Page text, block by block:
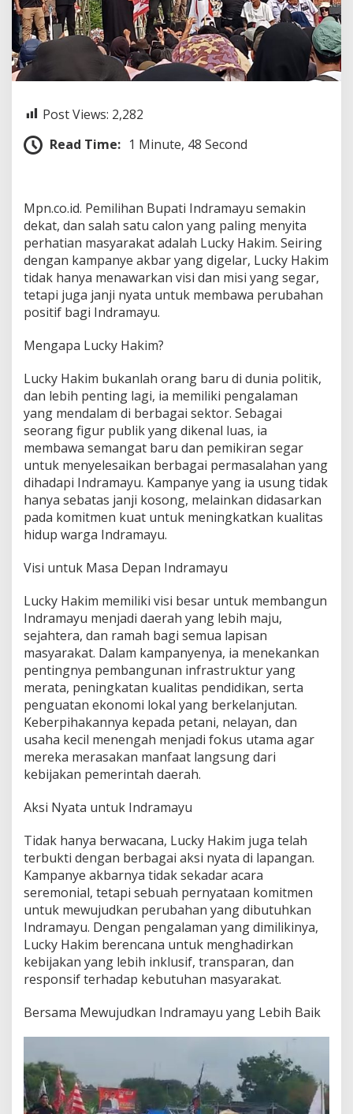
k
i
m
:
M
e
P
b
a
h
a
n
I
n
y
u
a
n
g
L
e
b
i
h
i
k
Post Views: 2,282
Read Time: 1 Minute, 48 Second
Mpn.co.id. Pemilihan Bupati Indramayu semakin
dekat, dan salah satu calon yang paling menyita
perhatian masyarakat adalah Lucky Hakim. Seiring
dengan kampanye akbar yang digelar, Lucky Hakim
tidak hanya menawarkan visi dan misi yang segar,
tetapi juga janji nyata untuk membawa perubahan
positif bagi Indramayu.
Mengapa Lucky Hakim?
Lucky Hakim bukanlah orang baru di dunia politik,
dan lebih penting lagi, ia memiliki pengalaman
yang mendalam di berbagai sektor. Sebagai
seorang figur publik yang dikenal luas, ia
membawa semangat baru dan pemikiran segar
untuk menyelesaikan berbagai permasalahan yang
dihadapi Indramayu. Kampanye yang ia usung tidak
hanya sebatas janji kosong, melainkan didasarkan
pada komitmen kuat untuk meningkatkan kualitas
hidup warga Indramayu.
Visi untuk Masa Depan Indramayu
Lucky Hakim memiliki visi besar untuk membangun
Indramayu menjadi daerah yang lebih maju,
sejahtera, dan ramah bagi semua lapisan
masyarakat. Dalam kampanyenya, ia menekankan
pentingnya pembangunan infrastruktur yang
merata, peningkatan kualitas pendidikan, serta
penguatan ekonomi lokal yang berkelanjutan.
Keberpihakannya kepada petani, nelayan, dan
usaha kecil menengah menjadi fokus utama agar
mereka merasakan manfaat langsung dari
kebijakan pemerintah daerah.
Aksi Nyata untuk Indramayu
Tidak hanya berwacana, Lucky Hakim juga telah
terbukti dengan berbagai aksi nyata di lapangan.
Kampanye akbarnya tidak sekadar acara
seremonial, tetapi sebuah pernyataan komitmen
untuk mewujudkan perubahan yang dibutuhkan
Indramayu. Dengan pengalaman yang dimilikinya,
Lucky Hakim berencana untuk menghadirkan
kebijakan yang lebih inklusif, transparan, dan
responsif terhadap kebutuhan masyarakat.
Bersama Mewujudkan Indramayu yang Lebih Baik